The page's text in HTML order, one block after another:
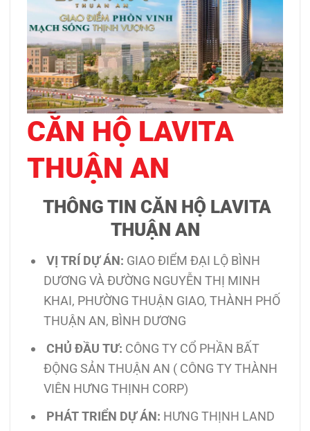
CĂN HỘ LAVITA
THUẬN AN
THÔNG TIN CĂN HỘ LAVITA
THUẬN AN
VỊ TRÍ DỰ ÁN: GIAO ĐIỂM ĐẠI LỘ BÌNH
DƯƠNG VÀ ĐƯỜNG NGUYỄN THỊ MINH
KHAI, PHƯỜNG THUẬN GIAO, THÀNH PHỐ
THUẬN AN, BÌNH DƯƠNG
CHỦ ĐẦU TƯ: CÔNG TY CỔ PHẦN BẤT
ĐỘNG SẢN THUẬN AN ( CÔNG TY THÀNH
VIÊN HƯNG THỊNH CORP)
PHÁT TRIỂN DỰ ÁN: HƯNG THỊNH LAND